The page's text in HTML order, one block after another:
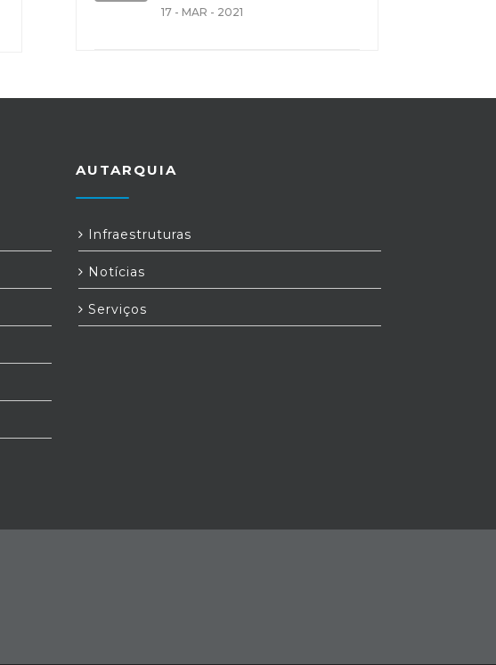
17 - MAR - 2021
AUTARQUIA
Infraestruturas
Notícias
Serviços